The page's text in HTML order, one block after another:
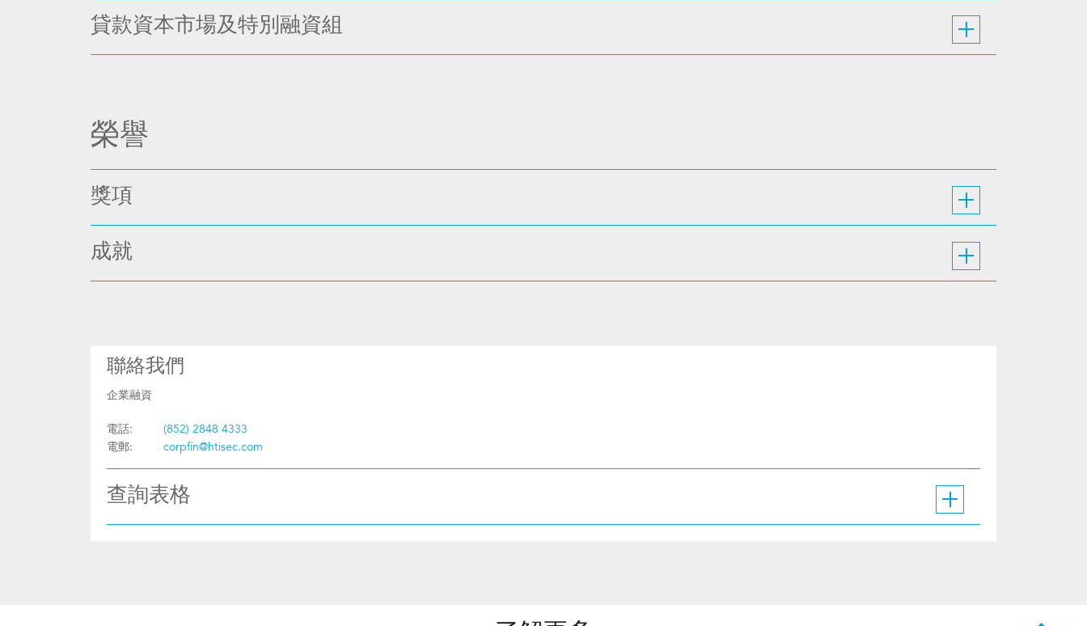
貸款資本市場及特別融資組
榮譽
獎項
成就
聯絡我們
企業融資
電話:
(852) 2848 4333
電郵:
corpfin@htisec.com
查詢表格